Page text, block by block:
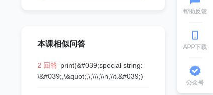
本课相似问答
2 回答 print(&#039;special string:
\&#039;,\&quot;,\,\\\,\\n,\\t.&#039;)
帮助反馈
APP下载
公众号